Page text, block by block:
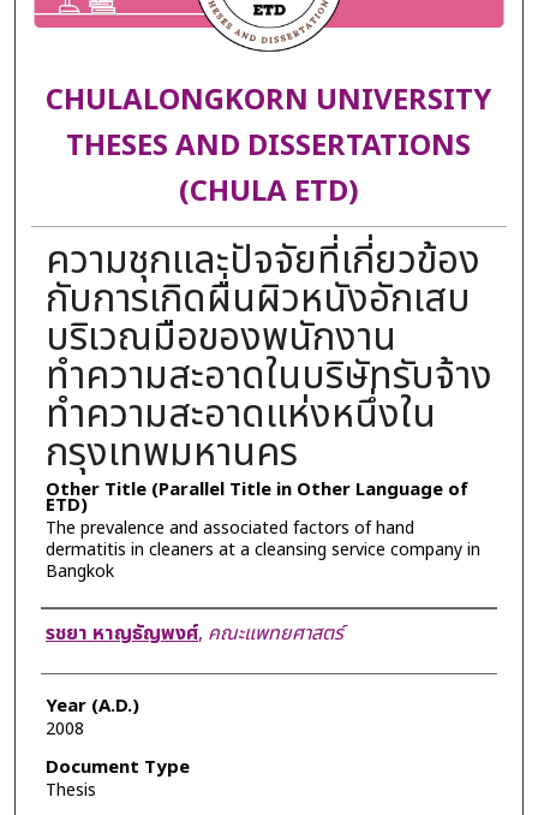
CHULALONGKORN UNIVERSITY
THESES AND DISSERTATIONS
(CHULA ETD)
ความชุกและปัจจัยที่เกี่ยวข้อง
กับการเกิดผื่นผิวหนังอักเสบ
บริเวณมือของพนักงาน
ทำความสะอาดในบริษัทรับจ้าง
ทำความสะอาดแห่งหนึ่งใน
กรุงเทพมหานคร
Other Title (Parallel Title in Other Language of
ETD)
The prevalence and associated factors of hand
dermatitis in cleaners at a cleansing service company in
Bangkok
Author
รชยา หาญธัญพงศ์, คณะแพทยศาสตร์
Year (A.D.)
2008
Document Type
Thesis